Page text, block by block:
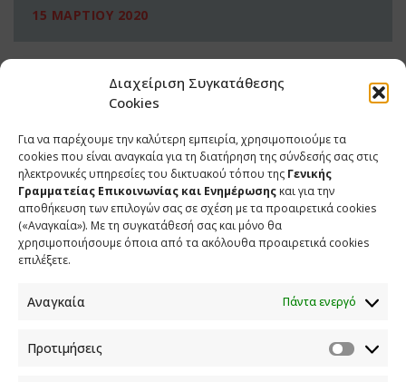
Διαχείριση Συγκατάθεσης
Cookies
Για να παρέχουμε την καλύτερη εμπειρία, χρησιμοποιούμε τα
cookies που είναι αναγκαία για τη διατήρηση της σύνδεσής σας στις
ηλεκτρονικές υπηρεσίες του δικτυακού τόπου της Γενικής
Γραμματείας Επικοινωνίας και Ενημέρωσης και για την
αποθήκευση των επιλογών σας σε σχέση με τα προαιρετικά cookies
(«Αναγκαία»). Με τη συγκατάθεσή σας και μόνο θα
χρησιμοποιήσουμε όποια από τα ακόλουθα προαιρετικά cookies
επιλέξετε.
Αναγκαία Πάντα ενεργό
Προτιμήσεις
15 ΜΑΡΤΙΟΥ 2020
ΕΠΙΚΟΙΝΩΝΙΑ
Φραγκούδη 11 & Αλεξάνδρου Πάντου
info.media@media.gov.gr